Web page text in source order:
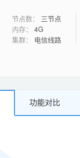
节点数：
三节点
内存：
4G
集群：
电信线路
功能对比